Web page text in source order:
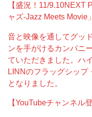
【盛況！11/9.10NEXT
ャズ-Jazz Meets Movie
音と映像を通してグッ
ンを手がけるカンパニ
ていただきました。ハ
LINNのフラッグシップ
となりました。
【YouTubeチャンネル